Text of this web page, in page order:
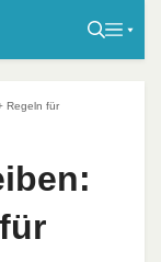
Regeln für